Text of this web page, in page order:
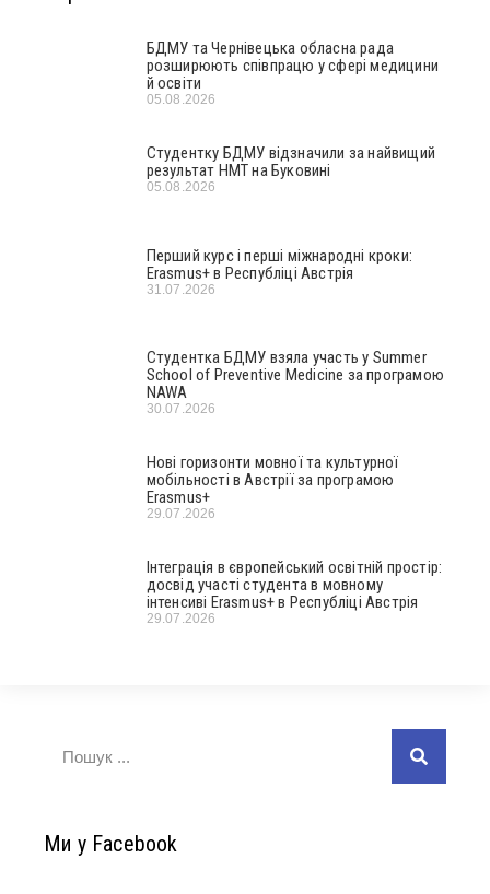
БДМУ та Чернівецька обласна рада
розширюють співпрацю у сфері медицини
й освіти
05.08.2026
Студентку БДМУ відзначили за найвищий
результат НМТ на Буковині
05.08.2026
Перший курс і перші міжнародні кроки:
Erasmus+ в Республіці Австрія
31.07.2026
Студентка БДМУ взяла участь у Summer
School of Preventive Medicine за програмою
NAWA
30.07.2026
Нові горизонти мовної та культурної
мобільності в Австрії за програмою
Erasmus+
29.07.2026
Інтеграція в європейський освітній простір:
досвід участі студента в мовному
інтенсиві Erasmus+ в Республіці Австрія
29.07.2026
Ми у Facebook